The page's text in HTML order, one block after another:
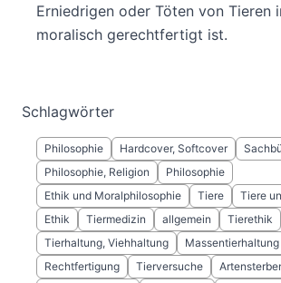
Erniedrigen oder Töten von Tieren
moralisch gerechtfertigt ist.
Schlagwörter
Philosophie Hardcover, Softcover
Philosophie, Religion
Philosophie
Ethik und Moralphilosophie
Tiere
Tiere
Ethik
Tiermedizin allgemein
Tierethik
Tierhaltung, Viehhaltung
Massentierhaltung
Rechtfertigung
Tierversuche